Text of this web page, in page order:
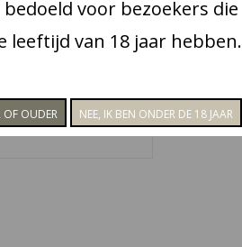
Tum Tum
bedoeld voor bezoekers die
leeftijd van 18 jaar hebben.